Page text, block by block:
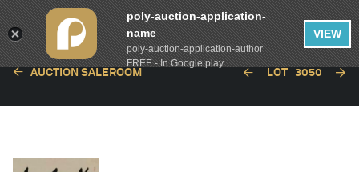
AUCTION SALEROOM LOT 3050
poly-auction-application-
name
poly-auction-application-author
FREE - In Google play
VIEW